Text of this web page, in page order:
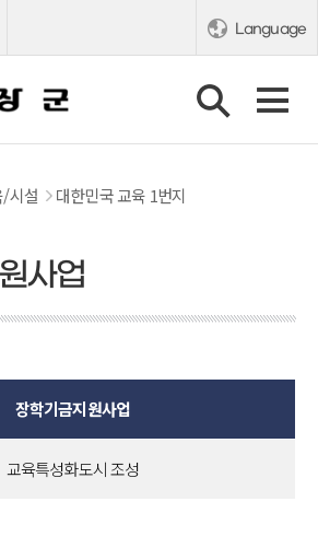
Language
/시설
대한민국 교육 1번지
사업
장학기금지원사업
교육특성화도시 조성